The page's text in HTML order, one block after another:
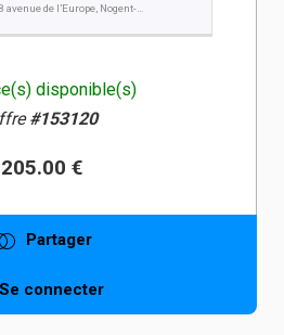
148 avenue de l’Europe, Nogent-sur-Oise
disponible(s)
#153120
205.00 €
Partager
Se connecter